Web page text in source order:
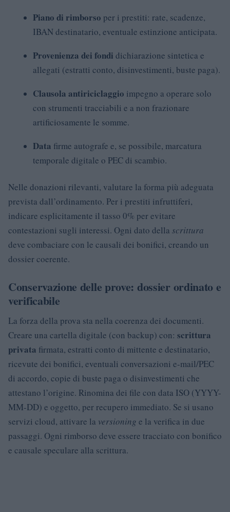
Piano di rimborso per i prestiti: rate, scadenze,
IBAN destinatario, eventuale estinzione anticipata.
Provenienza dei fondi dichiarazione sintetica e
allegati (estratti conto, disinvestimenti, buste paga).
Clausola antiriciclaggio impegno a operare solo
con strumenti tracciabili e a non frazionare
artificiosamente le somme.
Data firme autografe e, se possibile, marcatura
temporale digitale o PEC di scambio.
Nelle donazioni rilevanti, valutare la forma più adeguata
prevista dall’ordinamento. Per i prestiti infruttiferi,
indicare esplicitamente il tasso 0% per evitare
contestazioni sugli interessi. Ogni dato della scrittura
deve combaciare con le causali dei bonifici, creando un
dossier coerente.
Conservazione delle prove: dossier ordinato e
verificabile
La forza della prova sta nella coerenza dei documenti.
Creare una cartella digitale (con backup) con: scrittura
privata firmata, estratti conto di mittente e destinatario,
ricevute dei bonifici, eventuali conversazioni e-mail/PEC
di accordo, copie di buste paga o disinvestimenti che
attestano l’origine. Rinomina dei file con data ISO (YYYY-
MM-DD) e oggetto, per recupero immediato. Se si usano
servizi cloud, attivare la versioning e la verifica in due
passaggi. Ogni rimborso deve essere tracciato con bonifico
e causale speculare alla scrittura.